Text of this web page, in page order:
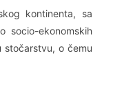
kontinenta, sa
socio-ekonomskih
stočarstvu, o čemu